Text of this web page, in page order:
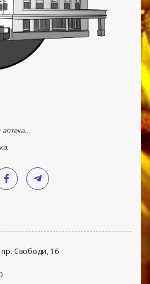
Свободи, 16